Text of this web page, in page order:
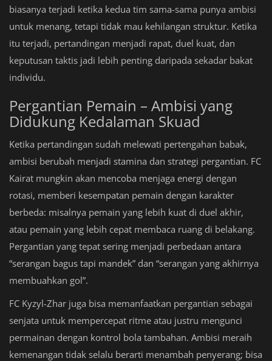
biasanya terjadi ketika kedua tim sama-sama punya ambisi
untuk menang, tetapi tidak mau kehilangan struktur. Ketika
itu terjadi, pertandingan menjadi rapat, duel kuat, dan
keputusan taktis jadi lebih penting daripada sekadar bakat
individu.
Pergantian Pemain – Ambisi yang
Didukung Kedalaman Skuad
Ketika pertandingan sudah melewati pertengahan babak,
ambisi berubah menjadi stamina dan strategi pergantian. FC
Kairat mungkin akan mencoba menjaga energi dengan
rotasi, memberi kesempatan pemain dengan karakter
berbeda: misalnya pemain yang lebih kuat di duel akhir,
atau pemain yang lebih cepat membaca ruang di belakang.
Pergantian yang tepat sering menjadi perbedaan antara
“serangan bagus tapi mandek” dan “serangan yang akhirnya
membuahkan gol”.
FC Kyzyl-Zhar juga bisa memanfaatkan pergantian sebagai
senjata untuk mempercepat ritme atau justru mengunci
permainan dengan kontrol bola tambahan. Ambisi meraih
kemenangan tidak selalu berarti menambah penyerang; bisa